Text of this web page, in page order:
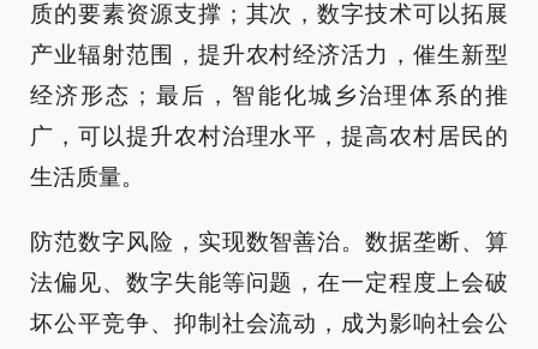
质的要素资源支撑；其次，数字技术可以拓展
产业辐射范围，提升农村经济活力，催生新型
经济形态；最后，智能化城乡治理体系的推
广，可以提升农村治理水平，提高农村居民的
生活质量。
防范数字风险，实现数智善治。数据垄断、算
法偏见、数字失能等问题，在一定程度上会破
坏公平竞争、抑制社会流动，成为影响社会公